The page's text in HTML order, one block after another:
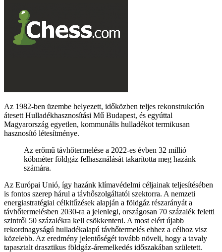
Az 1982-ben üzembe helyezett, időközben teljes rekonstrukción
átesett Hulladékhasznosítási Mű Budapest, és egyúttal
Magyarország egyetlen, kommunális hulladékot termikusan
hasznosító létesítménye.
Az erőmű távhőtermelése a 2022-es évben 32 millió
köbméter földgáz felhasználását takarította meg hazánk
számára.
Az Európai Unió, így hazánk klímavédelmi céljainak teljesítésében
is fontos szerep hárul a távhőszolgáltatói szektorra. A nemzeti
energiastratégiai célkitűzések alapján a földgáz részarányát a
távhőtermelésben 2030-ra a jelenlegi, országosan 70 százalék feletti
szintről 50 százalékra kell csökkenteni. A most elért újabb
rekordnagyságú hulladékalapú távhőtermelés ehhez a célhoz visz
közelebb. Az eredmény jelentőségét tovább növeli, hogy a tavaly
tapasztalt drasztikus földgáz-áremelkedés időszakában született.